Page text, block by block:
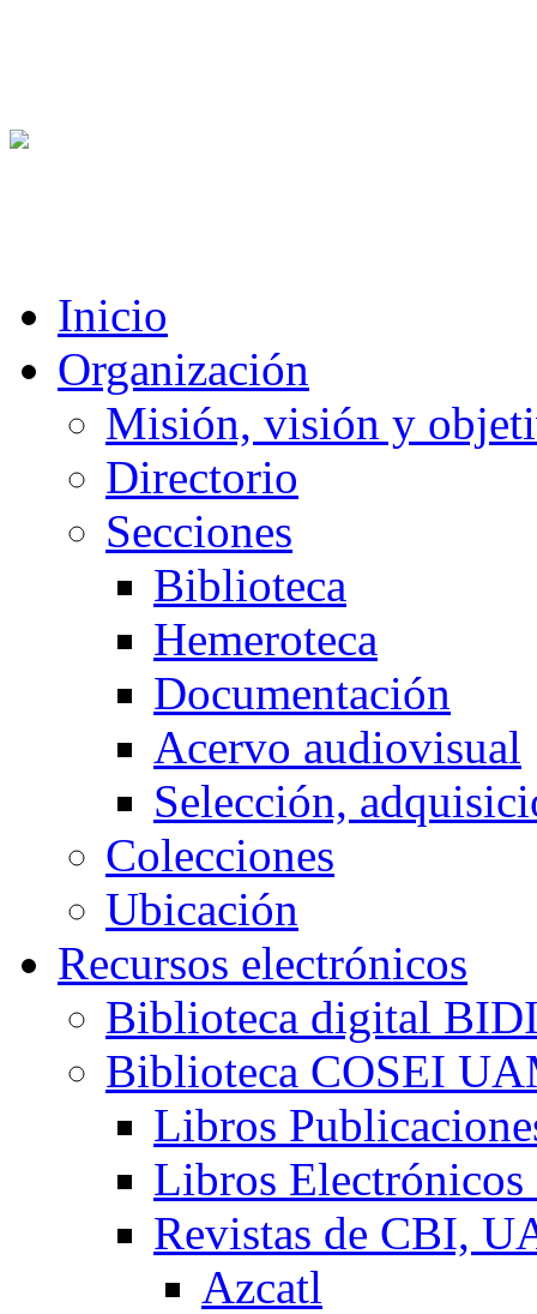
Inicio
Organización
Misión, visión y
Directorio
Secciones
Biblioteca
Hemeroteca
Documentación
Acervo audiovisual
Selección,
Colecciones
Ubicación
Recursos electrónicos
Biblioteca digital
Biblioteca COSEI
Libros
Libros Electrónicos
Revistas de CBI,
Azcatl